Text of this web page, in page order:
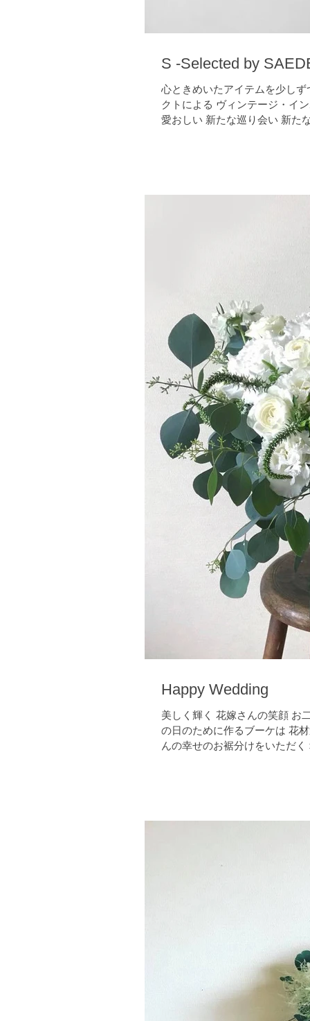
S -Selected by
心ときめいたアイテムを少しずつ集め 夏の展示会よりスタートした 新ライン「S
クトによる ヴィンテージ・インポートの耳飾りたち 新たな出会いをわくわく待っている 佇まいが
Happy Wedding
美しく輝く 花嫁さんの笑顔 お二人の笑顔溢れる毎日を イメージしながら 人生の中で 大切な1日 そ
の日のために作るブーケは 花材選びからお届けするまで ずっと緊張している そして同時に たくさ
んの幸せのお裾分けをいただく